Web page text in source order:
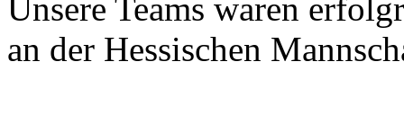
Unsere Teams waren
an der Hessischen